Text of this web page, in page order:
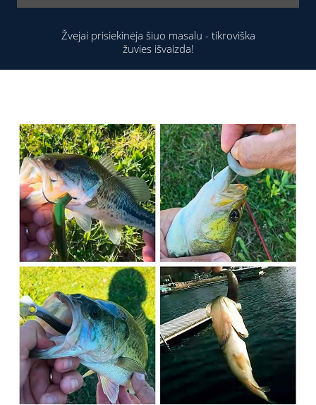
Žvejai prisiekinėja šiuo masalu - tikroviška
žuvies išvaizda!